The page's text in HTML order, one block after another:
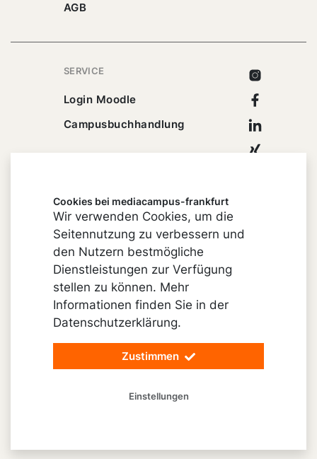
AGB
SERVICE
Login Moodle
Campusbuchhandlung
Instagram
Facebook
Linkedin
Xing
© 2026 mediacampus-frankfurt
Impressum
Cookie-Einstellungen
Datenschutz
Barrierefreiheit
Cookies bei mediacampus-frankfurt
Wir verwenden Cookies, um die
Seitennutzung zu verbessern und
den Nutzern bestmögliche
Dienstleistungen zur Verfügung
stellen zu können. Mehr
Informationen finden Sie in der
Datenschutzerklärung.
Zustimmen
Einstellungen